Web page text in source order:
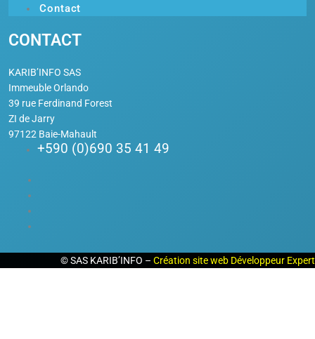
Contact
CONTACT
KARIB’INFO SAS
Immeuble Orlando
39 rue Ferdinand Forest
ZI de Jarry
97122 Baie-Mahault
+590 (0)690 35 41 49
©SAS KARIB’INFO – Création site web Développeur Expert